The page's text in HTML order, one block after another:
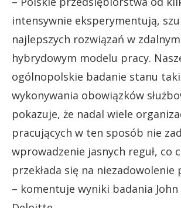
intensywnie eksperymentują,
najlepszych rozwiązań w
hybrydowym modelu pracy.
ogólnopolskie badanie stanu
wykonywania obowiązków
pokazuje, że nadal wiele
pracujących w ten sposób nie
wprowadzenie jasnych reguł, co
przekłada się na
– komentuje wyniki badania John